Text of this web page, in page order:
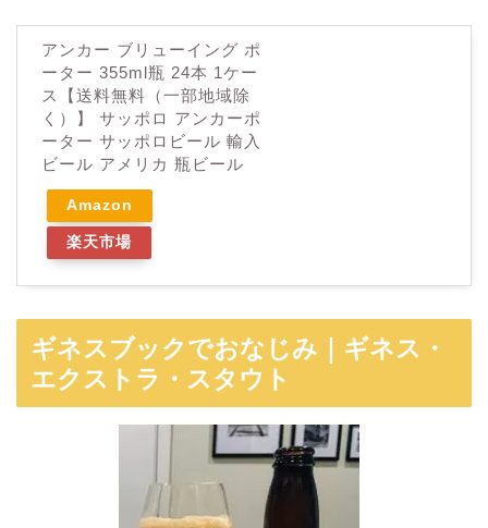
アンカー ブリューイング ポ
ーター 355ml瓶 24本 1ケー
ス【送料無料（一部地域除
く）】 サッポロ アンカーポ
ーター サッポロビール 輸入
ビール アメリカ 瓶ビール
Amazon
楽天市場
ギネスブックでおなじみ｜ギネス・
エクストラ・スタウト